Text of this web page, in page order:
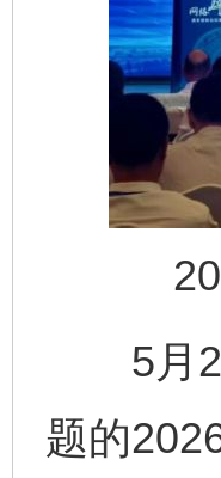
5月20
题的
完善运行机制助